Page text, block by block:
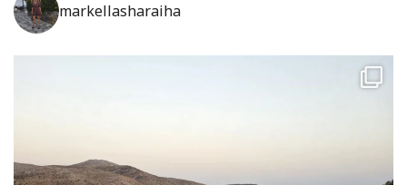
markellasharaiha